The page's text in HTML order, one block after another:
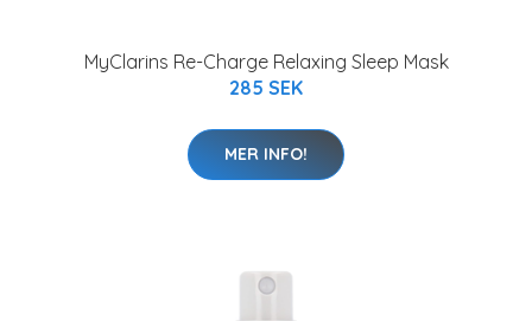
MyClarins Re-Charge Relaxing Sleep Mask
285 SEK
MER INFO!